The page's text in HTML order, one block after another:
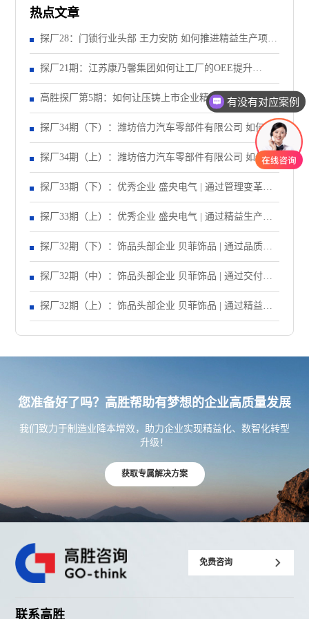
热点文章
探厂28：门锁行业头部 王力安防 如何推进精益生产项
目？（上）
探厂21期：江苏康乃馨集团如何让工厂的OEE提升
28%？
高胜探厂第5期：如何让压铸上市企业精益标杆生产线效
率提升40%？
探厂34期（下）：潍坊倍力汽车零部件有限公司 如何让
生产效率提升43%？
探厂34期（上）：潍坊倍力汽车零部件有限公司 如何让
订单准交率提升43%？
探厂33期（下）：优秀企业 盛央电气 | 通过管理变革，
让订单准交率提升到95%以上！
探厂33期（上）：优秀企业 盛央电气 | 通过精益生产，
让产线产能提升83%！
探厂32期（下）：饰品头部企业 贝菲饰品 | 通过品质改
善，让失败成本异常递减70%！
探厂32期（中）：饰品头部企业 贝菲饰品 | 通过交付改
善，让订单准交率提升至90%以上！
探厂32期（上）：饰品头部企业 贝菲饰品 | 通过精益生
产项目，让车间生产效率提升至95% ！
您准备好了吗？高胜帮助有梦想的企业高质量发展
我们致力于制造业降本增效，助力企业实现精益化、数智化转型
升级！
获取专属解决方案
免费咨询
联系高胜
有没有对应案例
老师可以上面拜访吗？